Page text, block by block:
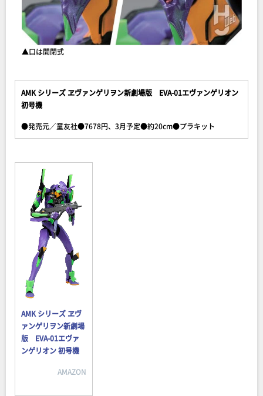
▲口は開閉式
AMK シリーズ ヱヴァンゲリヲン新劇場版 EVA-01エヴァンゲリオン
初号機
●発売元／童友社●7678円、3月予定●約20cm●プラキット
AMK シリーズ ヱヴ
ァンゲリヲン新劇場
版 EVA-01エヴァ
ンゲリオン 初号機
AMAZON